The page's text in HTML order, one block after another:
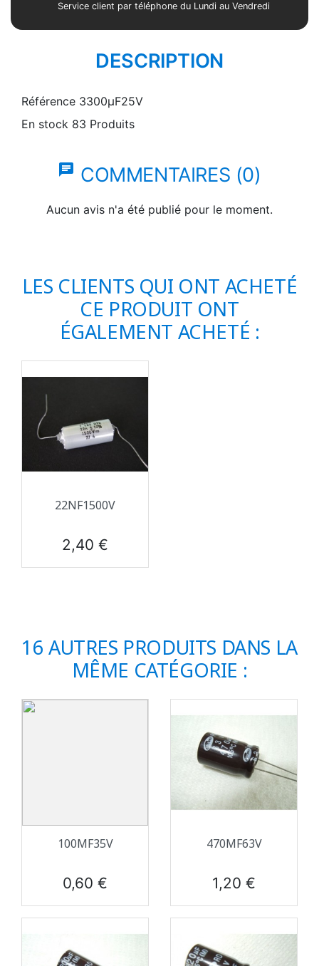
Service client par téléphone du Lundi au Vendredi
DESCRIPTION
Référence 3300µF25V
En stock 83 Produits
chat COMMENTAIRES (0)
Aucun avis n'a été publié pour le moment.
LES CLIENTS QUI ONT ACHETÉ
CE PRODUIT ONT
ÉGALEMENT ACHETÉ :
22NF1500V
Prix
2,40 €
16 AUTRES PRODUITS DANS LA
MÊME CATÉGORIE :
100ΜF35V
Prix
0,60 €
470ΜF63V
Prix
1,20 €